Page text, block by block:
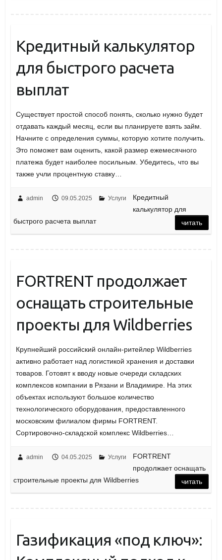
Кредитный калькулятор
для быстрого расчета
выплат
Существует простой способ понять, сколько нужно будет
отдавать каждый месяц, если вы планируете взять займ.
Начните с определения суммы, которую хотите получить.
Это поможет вам оценить, какой размер ежемесячного
платежа будет наиболее посильным. Убедитесь, что вы
также учли процентную ставку…
admin 09.05.2025 Услуги
Кредитный
калькулятор для
быстрого расчета выплат
читать
FORTRENT продолжает
оснащать строительные
проекты для Wildberries
Крупнейший российский онлайн-ритейлер Wildberries
активно работает над логистикой хранения и доставки
товаров. Готовят к вводу новые очереди складских
комплексов компании в Рязани и Владимире. На этих
объектах используют большое количество
технологического оборудования, предоставленного
московским филиалом фирмы FORTRENT.
Сортировочно-складской комплекс Wildberries…
admin 04.05.2025 Услуги
FORTRENT
продолжает оснащать
строительные проекты для Wildberries
читать
Газификация «под ключ»: